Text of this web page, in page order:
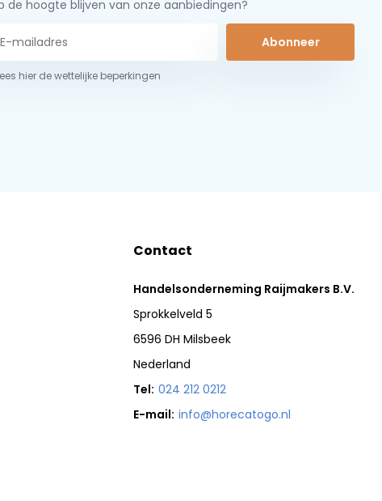
de hoogte blijven van onze aanbiedingen?
Abonneer
hier de wettelijke beperkingen
Contact
Handelsonderneming Raijmakers B.V.
Sprokkelveld 5
6596 DH Milsbeek
Nederland
Tel: 024 212 0212
E-mail: info@horecatogo.nl